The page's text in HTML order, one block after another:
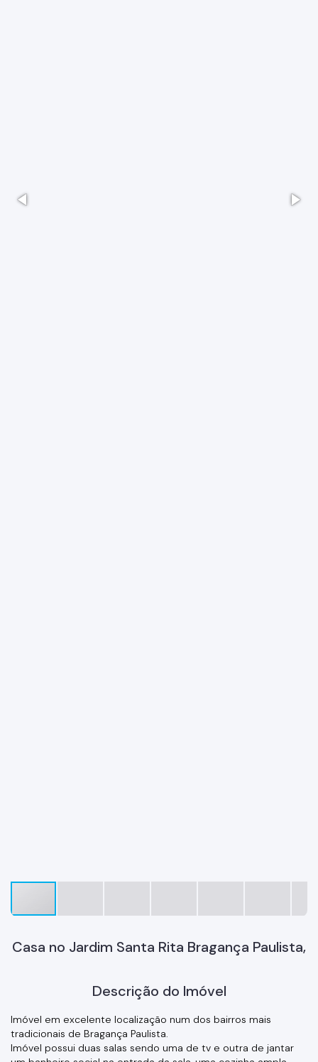
Casa no Jardim Santa Rita Bragança Paulista,
Descrição do Imóvel
Imóvel em excelente localização num dos bairros mais
tradicionais de Bragança Paulista.
Imóvel possui duas salas sendo uma de tv e outra de jantar